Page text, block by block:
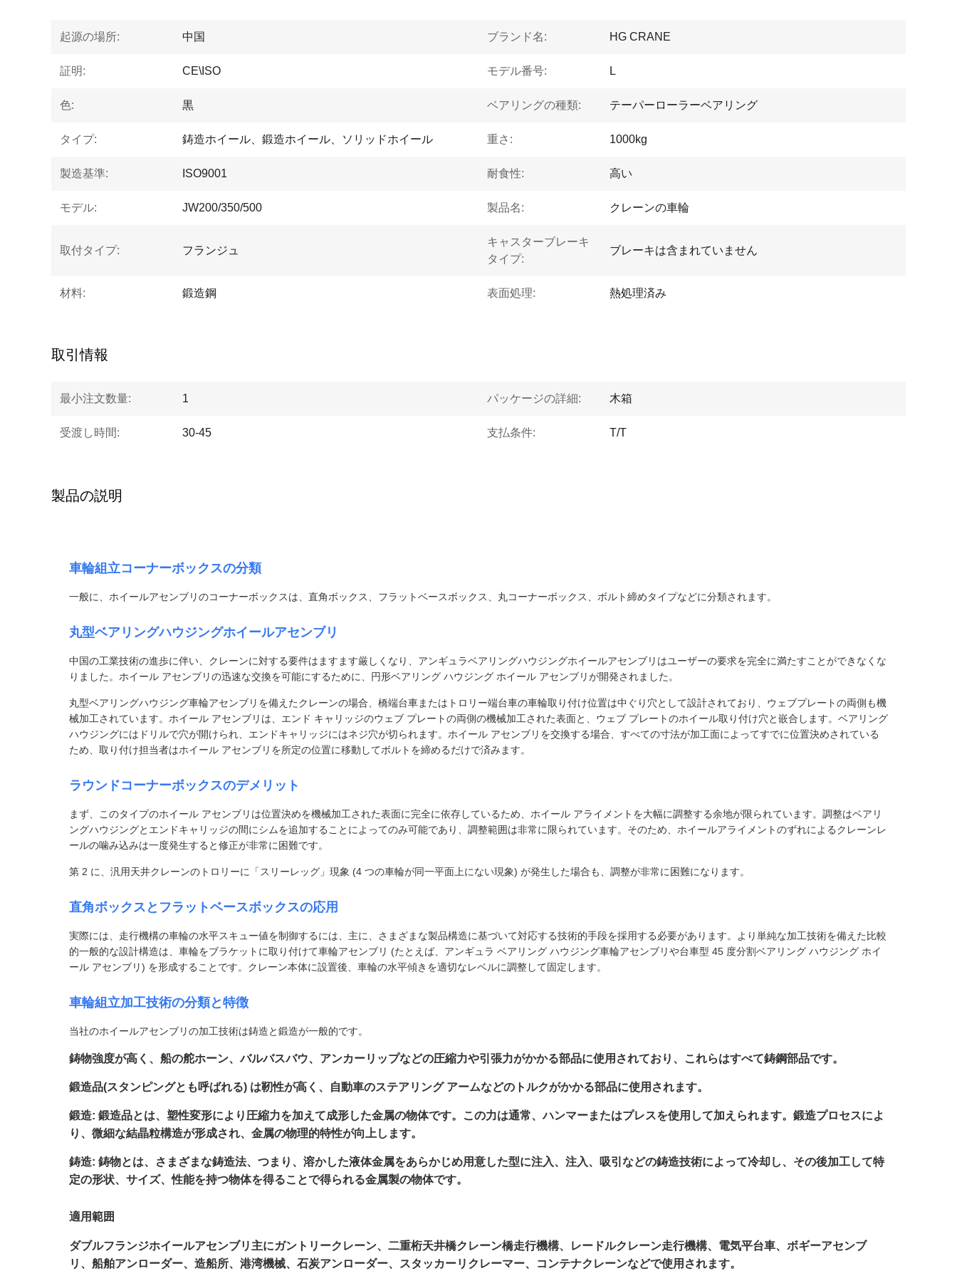
起源の場所: 中国 ブランド名: HG CRANE
証明: CE\ISO モデル番号: L
色: 黒 ベアリングの種類: テーパーローラーベアリング
タイプ: 鋳造ホイール、鍛造ホイール、ソリッドホイール 重さ: 1000kg
製造基準: ISO9001 耐食性: 高い
モデル: JW200/350/500 製品名: クレーンの車輪
取付タイプ: フランジュ
キャスターブレーキ
タイプ:
ブレーキは含まれていません
材料: 鍛造鋼 表面処理: 熱処理済み
取引情報
最小注文数量: 1 パッケージの詳細: 木箱
受渡し時間: 30-45 支払条件: T/T
製品の説明
車輪組立コーナーボックスの分類
一般に、ホイールアセンブリのコーナーボックスは、直角ボックス、フラットベースボックス、丸コーナーボックス、ボルト締めタイプなどに分類されます。
丸型ベアリングハウジングホイールアセンブリ
中国の工業技術の進歩に伴い、クレーンに対する要件はますます厳しくなり、アンギュラベアリングハウジングホイールアセンブリはユーザーの要求を完全に満たすことができなくな
りました。ホイール アセンブリの迅速な交換を可能にするために、円形ベアリング ハウジング ホイール アセンブリが開発されました。
丸型ベアリングハウジング車輪アセンブリを備えたクレーンの場合、橋端台車またはトロリー端台車の車輪取り付け位置は中ぐり穴として設計されており、ウェブプレートの両側も機
械加工されています。ホイール アセンブリは、エンド キャリッジのウェブ プレートの両側の機械加工された表面と、ウェブ プレートのホイール取り付け穴と嵌合します。ベアリング
ハウジングにはドリルで穴が開けられ、エンドキャリッジにはネジ穴が切られます。ホイール アセンブリを交換する場合、すべての寸法が加工面によってすでに位置決めされている
ため、取り付け担当者はホイール アセンブリを所定の位置に移動してボルトを締めるだけで済みます。
ラウンドコーナーボックスのデメリット
まず、このタイプのホイール アセンブリは位置決めを機械加工された表面に完全に依存しているため、ホイール アライメントを大幅に調整する余地が限られています。調整はベアリ
ングハウジングとエンドキャリッジの間にシムを追加することによってのみ可能であり、調整範囲は非常に限られています。そのため、ホイールアライメントのずれによるクレーンレ
ールの噛み込みは一度発生すると修正が非常に困難です。
第 2 に、汎用天井クレーンのトロリーに「スリーレッグ」現象 (4 つの車輪が同一平面上にない現象) が発生した場合も、調整が非常に困難になります。
直角ボックスとフラットベースボックスの応用
実際には、走行機構の車輪の水平スキュー値を制御するには、主に、さまざまな製品構造に基づいて対応する技術的手段を採用する必要があります。より単純な加工技術を備えた比較
的一般的な設計構造は、車輪をブラケットに取り付けて車輪アセンブリ (たとえば、アンギュラ ベアリング ハウジング車輪アセンブリや台車型 45 度分割ベアリング ハウジング ホイ
ール アセンブリ) を形成することです。クレーン本体に設置後、車輪の水平傾きを適切なレベルに調整して固定します。
車輪組立加工技術の分類と特徴
当社のホイールアセンブリの加工技術は鋳造と鍛造が一般的です。
鋳物強度が高く、船の舵ホーン、バルバスバウ、アンカーリップなどの圧縮力や引張力がかかる部品に使用されており、これらはすべて鋳鋼部品です。
鍛造品(スタンピングとも呼ばれる) は靭性が高く、自動車のステアリング アームなどのトルクがかかる部品に使用されます。
鍛造: 鍛造品とは、塑性変形により圧縮力を加えて成形した金属の物体です。この力は通常、ハンマーまたはプレスを使用して加えられます。鍛造プロセスによ
り、微細な結晶粒構造が形成され、金属の物理的特性が向上します。
鋳造: 鋳物とは、さまざまな鋳造法、つまり、溶かした液体金属をあらかじめ用意した型に注入、注入、吸引などの鋳造技術によって冷却し、その後加工して特
定の形状、サイズ、性能を持つ物体を得ることで得られる金属製の物体です。
適用範囲
ダブルフランジホイールアセンブリ主にガントリークレーン、二重桁天井橋クレーン橋走行機構、レードルクレーン走行機構、電気平台車、ボギーアセンブ
リ、船舶アンローダー、造船所、港湾機械、石炭アンローダー、スタッカーリクレーマー、コンテナクレーンなどで使用されます。